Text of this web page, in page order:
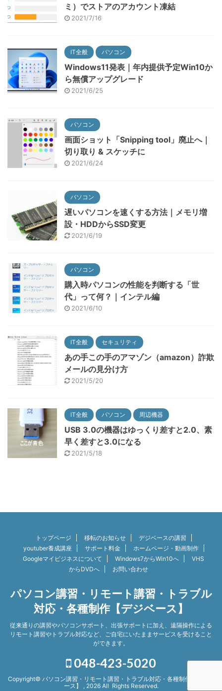
ミ）でストアのアカウント凍結
2021/7/16
IT全般 パソコン
Windows11発表｜年内提供予定Win10か
ら無償アップグレード
2021/6/25
パソコン
画面ショット「Snipping tool」廃止へ｜
切り取り & スケッチに
2021/6/24
パソコン
遅いパソコンを速くする方法｜メモリ増
設・HDDからSSD変更
2021/6/19
パソコン
購入時パソコンの性能を判断する「世
代」って何？｜インテル編
2021/6/10
IT全般 セキュリティ
あの手この手のアマゾン（amazon）詐欺
メールの見分け方
2021/5/20
IT全般 パソコン 周辺機器
USB 3.0の機器はゆっくり差すと2.0、素
早く差すと3.0になる
2021/5/18
トップページ 移転のお知らせ
デジベースの講習
youtuber養成講座
サポート料金
ホームページ・動画制作
Googleマイビジネスについて
Windows7からWin10へ
VHS
からDVDへ
お問い合わせ
パソコン講習・リモート講習・トラブル
対応・各種制作【デジベース】
従来通りの講習やパソコンサポート、出張サポートに加え、遠隔操作による
リモート講習やトラブル対応など、ご自宅にいたままサービスを受けること
ができます。
048-423-5020
Copyright© パソコン講習・リモート講習・トラブル対応・各種制作【デジベ
ース】 , 2026 All Rights Reserved.